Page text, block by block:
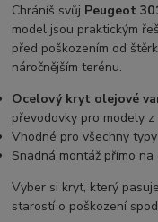
Chráníš svůj Peugeot
model jsou praktickým
před poškozením od
náročnějším terénu.
Ocelový kryt olejové
převodovky pro modely
Vhodné pro všechny
Snadná montáž přímo
Vyber si kryt, který
starostí o poškození